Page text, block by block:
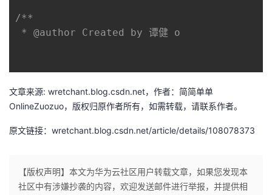
博
的
坛
我
圈
的
我
动
关
的
我
/**
* @author Created by 谭健 o
文章来源: wretchant.blog.csdn.net，作者：简简单单
OnlineZuozuo，版权归原作者所有，如需转载，请联系作者。
原文链接：wretchant.blog.csdn.net/article/details/108078373
【版权声明】本文为华为云社区用户转载文章，如果您发现本
社区中有涉嫌抄袭的内容，欢迎发送邮件进行举报，并提供相